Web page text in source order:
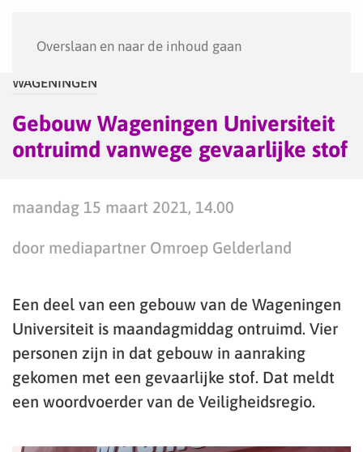
Overslaan en naar de inhoud gaan
WAGENINGEN
Gebouw Wageningen Universiteit
ontruimd vanwege gevaarlijke stof
maandag 15 maart 2021, 14.00
door mediapartner Omroep Gelderland
Een deel van een gebouw van de Wageningen
Universiteit is maandagmiddag ontruimd. Vier
personen zijn in dat gebouw in aanraking
gekomen met een gevaarlijke stof. Dat meldt
een woordvoerder van de Veiligheidsregio.